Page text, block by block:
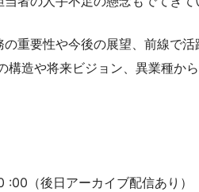
重要性や今後の展望、前線で
構造や将来ビジョン、異業種か
（後日アーカイブ配信あり）